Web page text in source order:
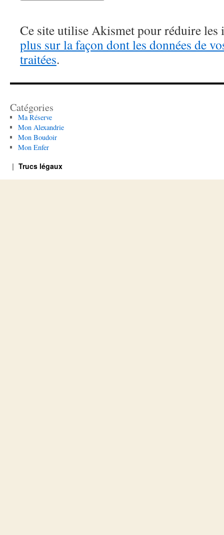
Ce site utilise Akismet pour réduire les
plus sur la façon dont les données de
traitées.
Catégories
Ma Réserve
Mon Alexandrie
Mon Boudoir
Mon Enfer
Trucs légaux